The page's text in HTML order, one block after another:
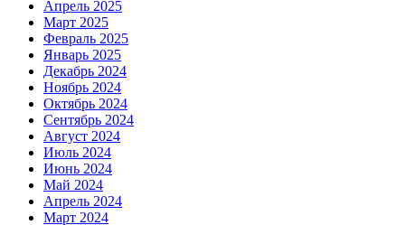
Апрель 2025
Март 2025
Февраль 2025
Январь 2025
Декабрь 2024
Ноябрь 2024
Октябрь 2024
Сентябрь 2024
Август 2024
Июль 2024
Июнь 2024
Май 2024
Апрель 2024
Март 2024